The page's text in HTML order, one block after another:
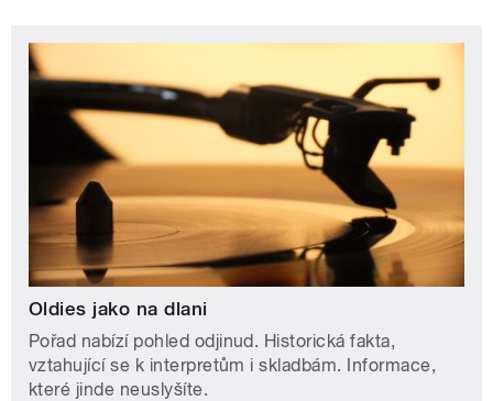
Oldies jako na dlani
Pořad nabízí pohled odjinud. Historická fakta,
vztahující se k interpretům i skladbám. Informace,
které jinde neuslyšíte.